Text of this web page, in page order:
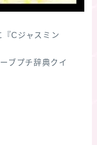
Cジャスミン
ブプチ辞典クイ